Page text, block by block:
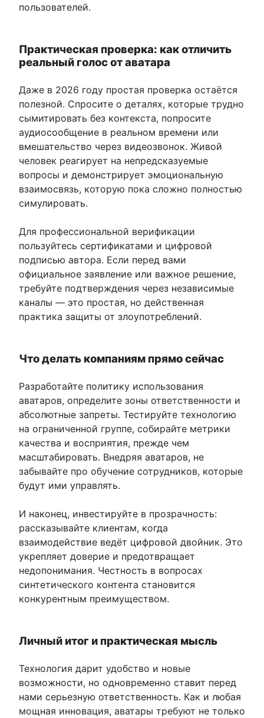
пользователей.
Практическая проверка: как отличить
реальный голос от аватара
Даже в 2026 году простая проверка остаётся
полезной. Спросите о деталях, которые трудно
сымитировать без контекста, попросите
аудиосообщение в реальном времени или
вмешательство через видеозвонок. Живой
человек реагирует на непредсказуемые
вопросы и демонстрирует эмоциональную
взаимосвязь, которую пока сложно полностью
симулировать.
Для профессиональной верификации
пользуйтесь сертификатами и цифровой
подписью автора. Если перед вами
официальное заявление или важное решение,
требуйте подтверждения через независимые
каналы — это простая, но действенная
практика защиты от злоупотреблений.
Что делать компаниям прямо сейчас
Разработайте политику использования
аватаров, определите зоны ответственности и
абсолютные запреты. Тестируйте технологию
на ограниченной группе, собирайте метрики
качества и восприятия, прежде чем
масштабировать. Внедряя аватаров, не
забывайте про обучение сотрудников, которые
будут ими управлять.
И наконец, инвестируйте в прозрачность:
рассказывайте клиентам, когда
взаимодействие ведёт цифровой двойник. Это
укрепляет доверие и предотвращает
недопонимания. Честность в вопросах
синтетического контента становится
конкурентным преимуществом.
Личный итог и практическая мысль
Технология дарит удобство и новые
возможности, но одновременно ставит перед
нами серьезную ответственность. Как и любая
мощная инновация, аватары требуют не только